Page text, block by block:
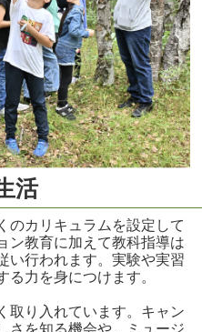
活
カリキュラムを設定して
ン教育に加えて教科指導は
い行われます。実験や実習
力を身につけます。
取り入れています。キャン